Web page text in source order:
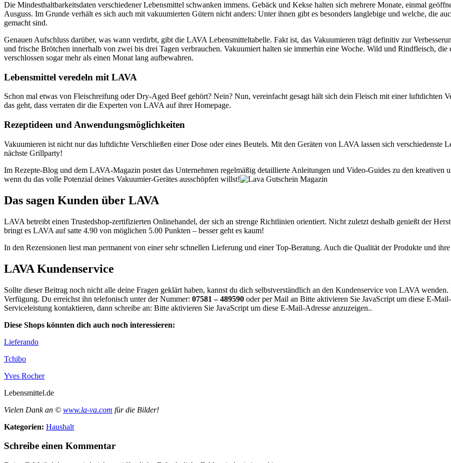
Die Mindesthaltbarkeitsdaten verschiedener Lebensmittel schwanken immens. Gebäck und Kekse halten sich mehrere Monate, einmal
Ausguss. Im Grunde verhält es sich auch mit vakuumierten Gütern nicht anders: Unter ihnen gibt es besonders langlebige und welche, die
gemacht sind.
Genauen Aufschluss darüber, was wann verdirbt, gibt die LAVA Lebensmitteltabelle. Fakt ist, das Vakuumieren trägt definitiv zur
und frische Brötchen innerhalb von zwei bis drei Tagen verbrauchen. Vakuumiert halten sie immerhin eine Woche. Wild und Rindfleisch,
verschlossen sogar mehr als einen Monat lang aufbewahren.
Lebensmittel veredeln mit LAVA
Schon mal etwas von Fleischreifung oder Dry-Aged Beef gehört? Nein? Nun, vereinfacht gesagt hält sich dein Fleisch mit einer luftdichten
das geht, dass verraten dir die Experten von LAVA auf ihrer Homepage.
Rezeptideen und Anwendungsmöglichkeiten
Vakuumieren ist nicht nur das luftdichte Verschließen einer Dose oder eines Beutels. Mit den Geräten von LAVA lassen sich verschiedenste
nächste Grillparty!
Im Rezepte-Blog und dem LAVA-Magazin postet das Unternehmen regelmäßig detaillierte Anleitungen und Video-Guides zu den kreativen
wenn du das volle Potenzial deines Vakuumier-Gerätes ausschöpfen willst!
Das sagen Kunden über LAVA
LAVA betreibt einen Trustedshop-zertifizierten Onlinehandel, der sich an strenge Richtlinien orientiert. Nicht zuletzt deshalb genießt der
bringt es LAVA auf satte 4.90 von möglichen 5.00 Punkten – besser geht es kaum!
In den Rezensionen liest man permanent von einer sehr schnellen Lieferung und einer Top-Beratung. Auch die Qualität der Produkte und
LAVA Kundenservice
Sollte dieser Beitrag noch nicht alle deine Fragen geklärt haben, kannst du dich selbstverständlich an den Kundenservice von LAVA
Verfügung. Du erreichst ihn telefonisch unter der Nummer: 07581 – 489590 oder per Mail an Bitte aktivieren Sie JavaScript um diese E-
Serviceleistung kontaktieren, dann schreibe an: Bitte aktivieren Sie JavaScript um diese E-Mail-Adresse anzuzeigen..
Diese Shops könnten dich auch noch interessieren:
Lieferando
Tchibo
Yves Rocher
Lebensmittel.de
Vielen Dank an © www.la-va.com für die Bilder!
Kategorien: Haushalt
Schreibe einen Kommentar